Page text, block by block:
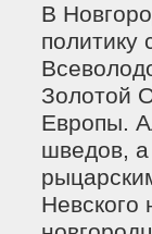
В
политику
Золотой
Европы.
шведов, а
Невского